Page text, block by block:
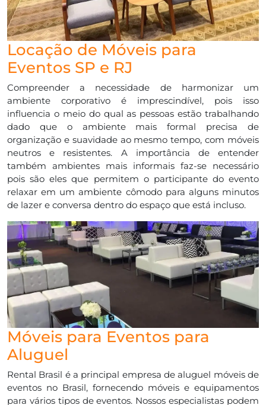
Locação de Móveis para
Eventos SP e RJ
Compreender a necessidade de harmonizar um
ambiente corporativo é imprescindível, pois isso
influencia o meio do qual as pessoas estão trabalhando
dado que o ambiente mais formal precisa de
organização e suavidade ao mesmo tempo, com móveis
neutros e resistentes. A importância de entender
também ambientes mais informais faz-se necessário
pois são eles que permitem o participante do evento
relaxar em um ambiente cômodo para alguns minutos
de lazer e conversa dentro do espaço que está incluso.
Móveis para Eventos para
Aluguel
Rental Brasil é a principal empresa de aluguel móveis de
eventos no Brasil, fornecendo móveis e equipamentos
para vários tipos de eventos. Nossos especialistas podem